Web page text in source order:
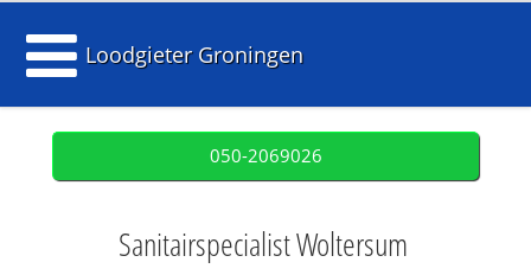
Loodgieter Groningen
050-2069026
Sanitairspecialist Woltersum